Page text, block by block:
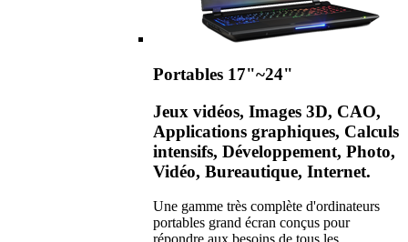
Portables 17"~24"
Jeux vidéos, Images 3D, CAO,
Applications graphiques, Calculs
intensifs, Développement, Photo,
Vidéo, Bureautique, Internet.
Une gamme très complète d'ordinateurs
portables grand écran conçus pour